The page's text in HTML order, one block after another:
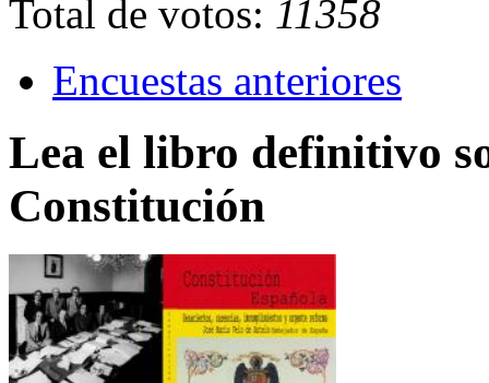
Total de votos: 11358
Encuestas anteriores
Lea el libro definitivo
Constitución